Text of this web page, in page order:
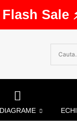
Flash Sale
DIAGRAME